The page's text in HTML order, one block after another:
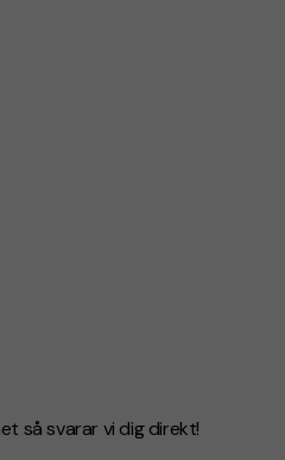
så svarar vi dig direkt!